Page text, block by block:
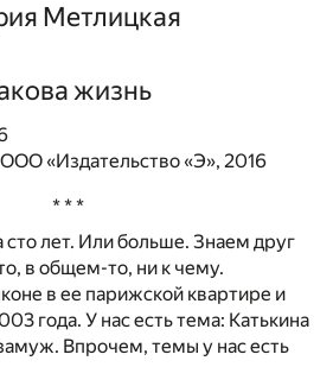
Метлицкая
жизнь
«Издательство «Э», 2016
* * *
лет. Или больше. Знаем друг
в общем-то, ни к чему.
в ее парижской квартире и
года. У нас есть тема: Катькина
Впрочем, темы у нас есть